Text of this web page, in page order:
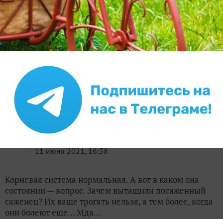
Здравствуйте. А когда Вы посадили саженец?
11 июня 2021, 13:59
Где-то 10-15 февраля этого года.
11 июня 2021, 14:34
Тогда это был некачественный саженец,
пересушенный в питомнике. Как то так. Увы…
11 июня 2021, 16:38
Корневая система нормальная. А вот в каком она
состоянии — вопрос. Зачем вытащили посаженный
саженец? Их ваще трогать нельзя, а тем более, когда
они болеют еще… Мда…